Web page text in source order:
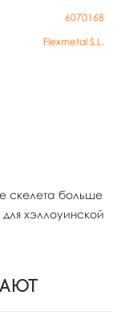
6070168
Flexmetal S.L.
скелета больше
хэллоуинской